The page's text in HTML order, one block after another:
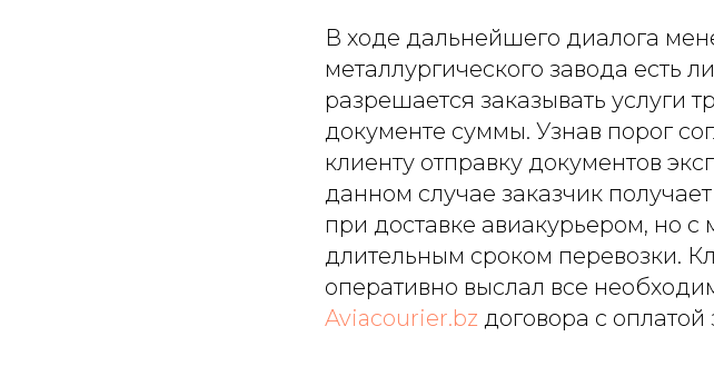
В ходе дальнейшего диалога
металлургического завода есть
разрешается заказывать услуги
документе суммы. Узнав порог
клиенту отправку документов
данном случае заказчик
при доставке авиакурьером, но
длительным сроком перевозки.
оперативно выслал все
Aviacourier.bz договора с оплатой